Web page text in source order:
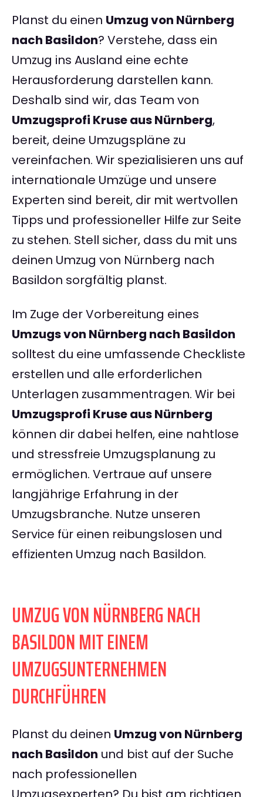
Planst du einen Umzug von Nürnberg
nach Basildon? Verstehe, dass ein
Umzug ins Ausland eine echte
Herausforderung darstellen kann.
Deshalb sind wir, das Team von
Umzugsprofi Kruse aus Nürnberg,
bereit, deine Umzugspläne zu
vereinfachen. Wir spezialisieren uns auf
internationale Umzüge und unsere
Experten sind bereit, dir mit wertvollen
Tipps und professioneller Hilfe zur Seite
zu stehen. Stell sicher, dass du mit uns
deinen Umzug von Nürnberg nach
Basildon sorgfältig planst.
Im Zuge der Vorbereitung eines
Umzugs von Nürnberg nach Basildon
solltest du eine umfassende Checkliste
erstellen und alle erforderlichen
Unterlagen zusammentragen. Wir bei
Umzugsprofi Kruse aus Nürnberg
können dir dabei helfen, eine nahtlose
und stressfreie Umzugsplanung zu
ermöglichen. Vertraue auf unsere
langjährige Erfahrung in der
Umzugsbranche. Nutze unseren
Service für einen reibungslosen und
effizienten Umzug nach Basildon.
UMZUG VON NÜRNBERG NACH
BASILDON MIT EINEM
UMZUGSUNTERNEHMEN
DURCHFÜHREN
Planst du deinen Umzug von Nürnberg
nach Basildon und bist auf der Suche
nach professionellen